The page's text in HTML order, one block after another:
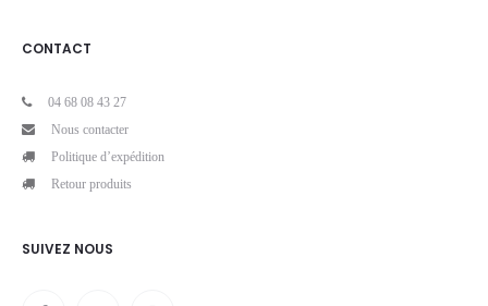
CONTACT
04 68 08 43 27
Nous contacter
Politique d’expédition
Retour produits
SUIVEZ NOUS